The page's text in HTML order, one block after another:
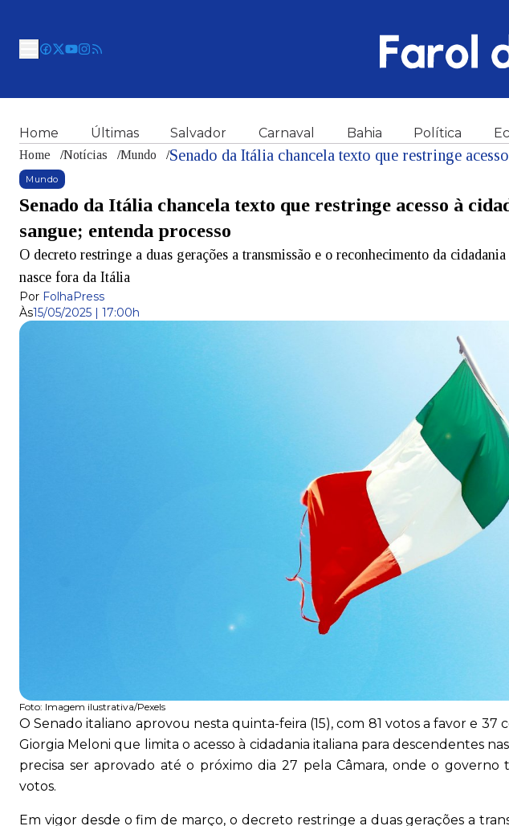
Home Últimas Salvador Carnaval Bahia Política
Home /Notícias /Mundo /
Mundo
Senado da Itália chancela texto que restringe acesso à
sangue; entenda processo
O decreto restringe a duas gerações a transmissão e o reconhecimento da
nasce fora da Itália
Por FolhaPress
Às15/05/2025 | 17:00h
Foto: Imagem ilustrativa/Pexels
O Senado italiano aprovou nesta quinta-feira (15), com 81 votos a favor e
Giorgia Meloni que limita o acesso à cidadania italiana para descendentes
precisa ser aprovado até o próximo dia 27 pela Câmara, onde o
votos.
Em vigor desde o fim de março, o decreto restringe a duas gerações a